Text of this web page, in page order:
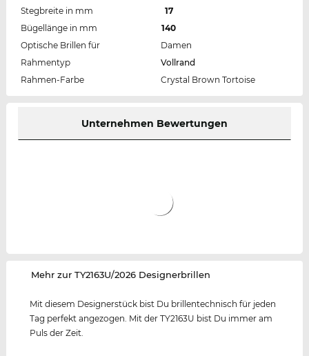
Stegbreite in mm
17
Bügellänge in mm
140
Optische Brillen für
Damen
Rahmentyp
Vollrand
Rahmen-Farbe
Crystal Brown Tortoise
Unternehmen Bewertungen
‌Mehr zur TY2163U/2026 Designerbrillen
Mit diesem Designerstück bist Du brillentechnisch für jeden
Tag perfekt angezogen. Mit der TY2163U bist Du immer am
Puls der Zeit.